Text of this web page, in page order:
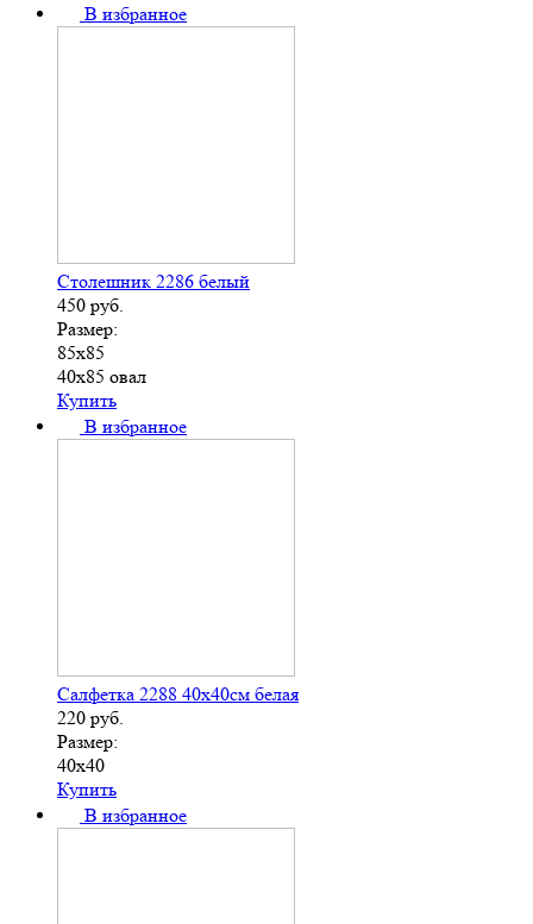
В избранное
Столешник 2286 белый
450 руб.
Размер:
85х85
40х85 овал
Купить
В избранное
Салфетка 2288 40х40см белая
220 руб.
Размер:
40х40
Купить
В избранное